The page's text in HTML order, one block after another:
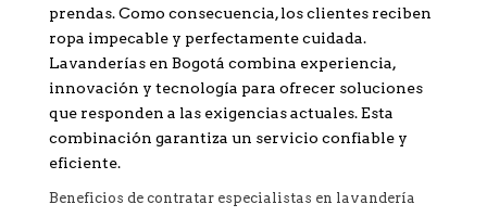
prendas. Como consecuencia, los clientes reciben
ropa impecable y perfectamente cuidada.
Lavanderías en Bogotá combina experiencia,
innovación y tecnología para ofrecer soluciones
que responden a las exigencias actuales. Esta
combinación garantiza un servicio confiable y
eficiente.
Beneficios de contratar especialistas en lavandería